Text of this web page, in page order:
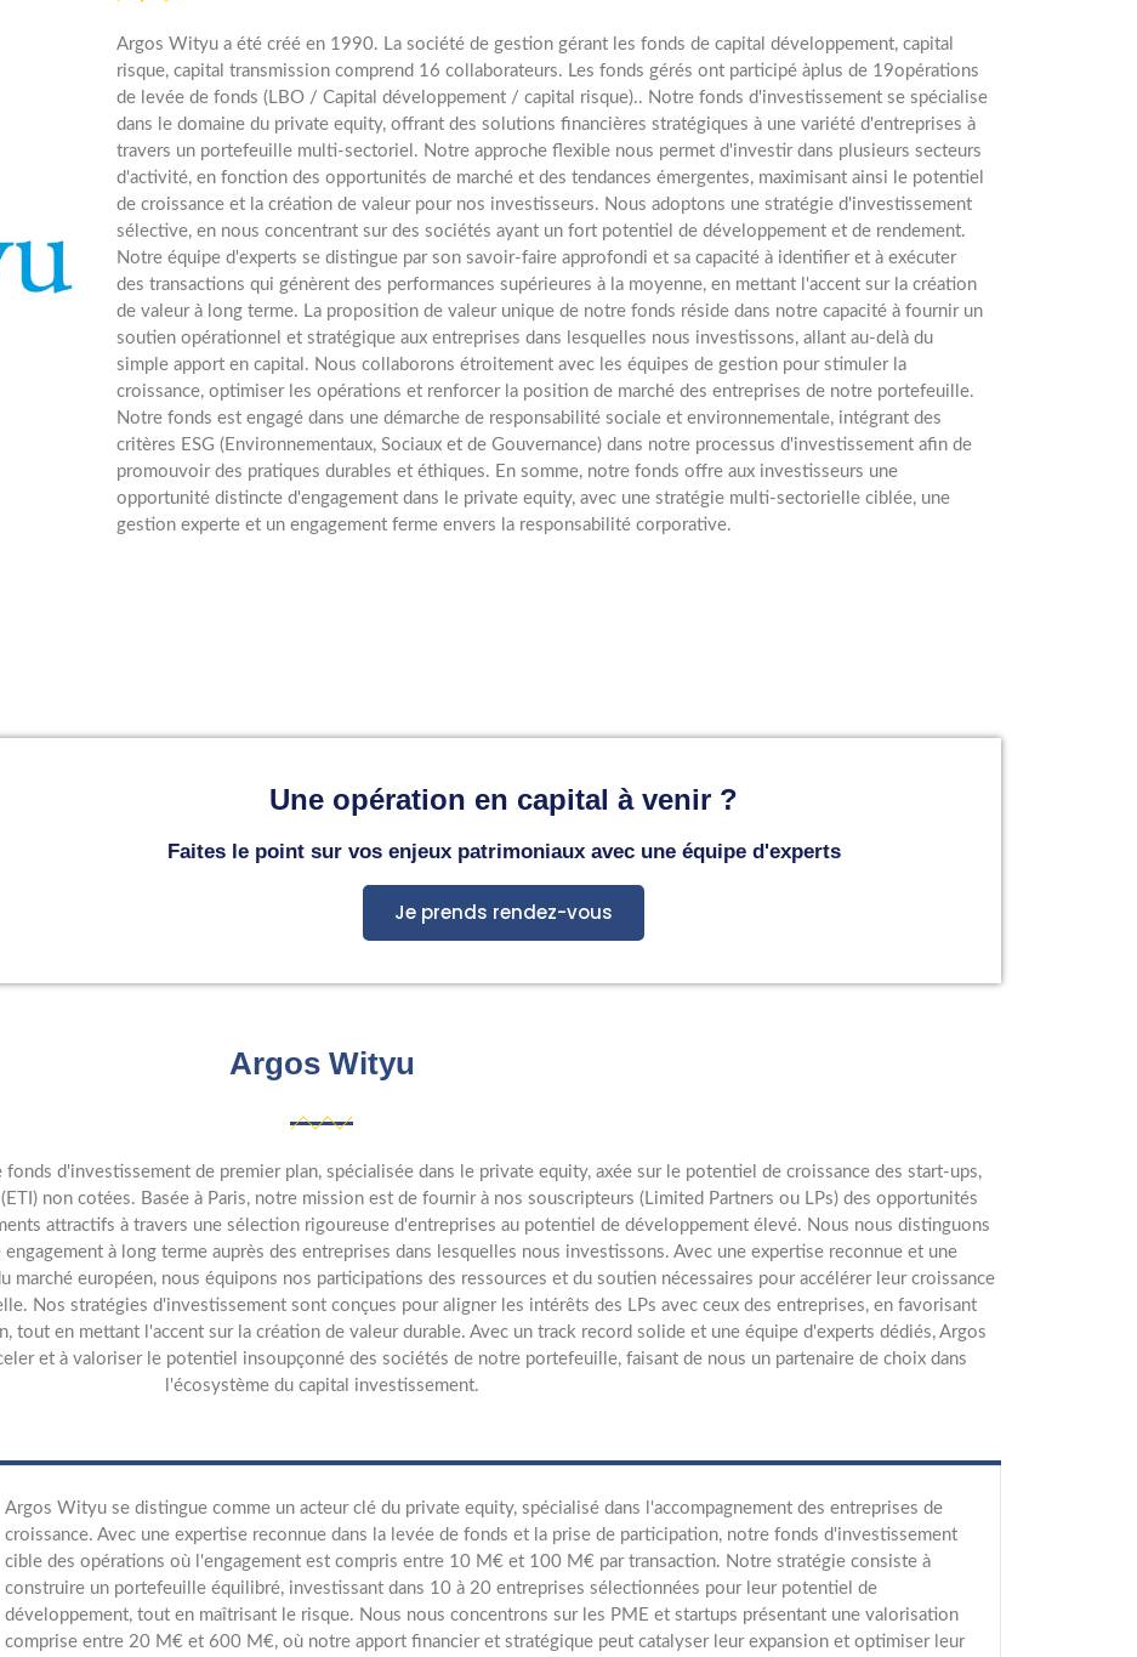
Argos Wityu a été créé en 1990. La société de gestion gérant les fonds de capital développement, capital
risque, capital transmission comprend 16 collaborateurs. Les fonds gérés ont participé àplus de 19opérations
de levée de fonds (LBO / Capital développement / capital risque).. Notre fonds d'investissement se spécialise
dans le domaine du private equity, offrant des solutions financières stratégiques à une variété d'entreprises à
travers un portefeuille multi-sectoriel. Notre approche flexible nous permet d'investir dans plusieurs secteurs
d'activité, en fonction des opportunités de marché et des tendances émergentes, maximisant ainsi le potentiel
de croissance et la création de valeur pour nos investisseurs. Nous adoptons une stratégie d'investissement
sélective, en nous concentrant sur des sociétés ayant un fort potentiel de développement et de rendement.
Notre équipe d'experts se distingue par son savoir-faire approfondi et sa capacité à identifier et à exécuter
des transactions qui génèrent des performances supérieures à la moyenne, en mettant l'accent sur la création
de valeur à long terme. La proposition de valeur unique de notre fonds réside dans notre capacité à fournir un
soutien opérationnel et stratégique aux entreprises dans lesquelles nous investissons, allant au-delà du
simple apport en capital. Nous collaborons étroitement avec les équipes de gestion pour stimuler la
croissance, optimiser les opérations et renforcer la position de marché des entreprises de notre portefeuille.
Notre fonds est engagé dans une démarche de responsabilité sociale et environnementale, intégrant des
critères ESG (Environnementaux, Sociaux et de Gouvernance) dans notre processus d'investissement afin de
promouvoir des pratiques durables et éthiques. En somme, notre fonds offre aux investisseurs une
opportunité distincte d'engagement dans le private equity, avec une stratégie multi-sectorielle ciblée, une
gestion experte et un engagement ferme envers la responsabilité corporative.
Une opération en capital à venir ?
Faites le point sur vos enjeux patrimoniaux avec une équipe d'experts
Je prends rendez-vous
Argos Wityu
d'investissement de premier plan, spécialisée dans le private equity, axée sur le potentiel de croissance des start-ups,
non cotées. Basée à Paris, notre mission est de fournir à nos souscripteurs (Limited Partners ou LPs) des opportunités
attractifs à travers une sélection rigoureuse d'entreprises au potentiel de développement élevé. Nous nous distinguons
à long terme auprès des entreprises dans lesquelles nous investissons. Avec une expertise reconnue et une
marché européen, nous équipons nos participations des ressources et du soutien nécessaires pour accélérer leur croissance
Nos stratégies d'investissement sont conçues pour aligner les intérêts des LPs avec ceux des entreprises, en favorisant
tout en mettant l'accent sur la création de valeur durable. Avec un track record solide et une équipe d'experts dédiés, Argos
et à valoriser le potentiel insoupçonné des sociétés de notre portefeuille, faisant de nous un partenaire de choix dans
l'écosystème du capital investissement.
Argos Wityu se distingue comme un acteur clé du private equity, spécialisé dans l'accompagnement des entreprises de
croissance. Avec une expertise reconnue dans la levée de fonds et la prise de participation, notre fonds d'investissement
cible des opérations où l'engagement est compris entre 10 M€ et 100 M€ par transaction. Notre stratégie consiste à
construire un portefeuille équilibré, investissant dans 10 à 20 entreprises sélectionnées pour leur potentiel de
développement, tout en maîtrisant le risque. Nous nous concentrons sur les PME et startups présentant une valorisation
comprise entre 20 M€ et 600 M€, où notre apport financier et stratégique peut catalyser leur expansion et optimiser leur